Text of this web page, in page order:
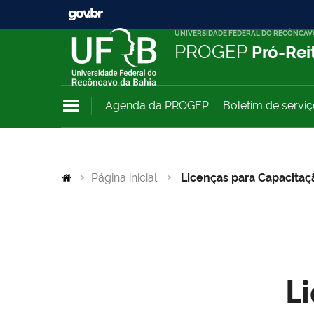
UNIVERSIDADE FEDERAL DO
PROGEP Pró-
Agenda da PROGEP Boletim de
Página inicial Licenças para